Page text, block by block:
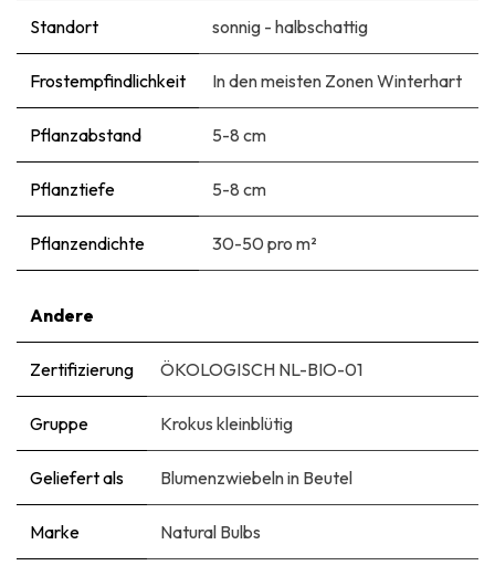
Standort sonnig - halbschattig
Frostempfindlichkeit In den meisten Zonen Winterhart
Pflanzabstand 5-8 cm
Pflanztiefe 5-8 cm
Pflanzendichte 30-50 pro m²
Andere
Zertifizierung ÖKOLOGISCH NL-BIO-01
Gruppe Krokus kleinblütig
Geliefert als Blumenzwiebeln in Beutel
Marke Natural Bulbs